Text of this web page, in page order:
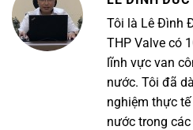
Tôi là Lê Đình
THP Valve có
lĩnh vực van
nước. Tôi đã
nghiệm thực
nước trong